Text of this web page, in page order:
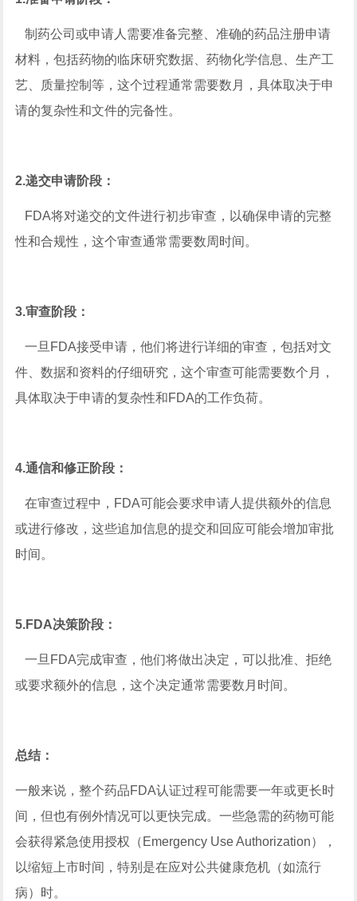
制药公司或申请人需要准备完整、准确的药品注册申请
材料，包括药物的临床研究数据、药物化学信息、生产工
艺、质量控制等，这个过程通常需要数月，具体取决于申
请的复杂性和文件的完备性。
2.递交申请阶段：
FDA将对递交的文件进行初步审查，以确保申请的完整
性和合规性，这个审查通常需要数周时间。
3.审查阶段：
一旦FDA接受申请，他们将进行详细的审查，包括对文
件、数据和资料的仔细研究，这个审查可能需要数个月，
具体取决于申请的复杂性和FDA的工作负荷。
4.通信和修正阶段：
在审查过程中，FDA可能会要求申请人提供额外的信息
或进行修改，这些追加信息的提交和回应可能会增加审批
时间。
5.FDA决策阶段：
一旦FDA完成审查，他们将做出决定，可以批准、拒绝
或要求额外的信息，这个决定通常需要数月时间。
总结：
一般来说，整个药品FDA认证过程可能需要一年或更长时
间，但也有例外情况可以更快完成。一些急需的药物可能
会获得紧急使用授权（Emergency Use Authorization），
以缩短上市时间，特别是在应对公共健康危机（如流行
病）时。